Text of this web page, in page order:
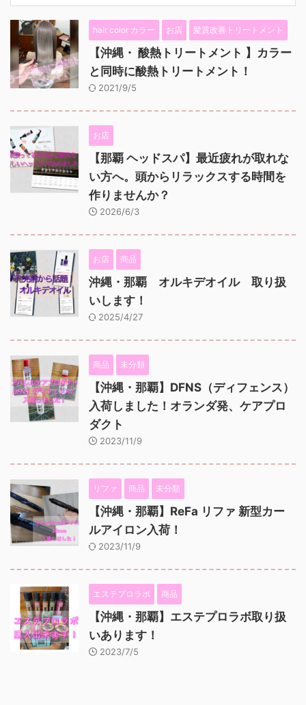
hair color カラー お店 髪質改善トリートメント
【沖縄・ 酸熱トリートメント 】カラー
と同時に酸熱トリートメント！
2021/9/5
お店
【那覇 ヘッドスパ】最近疲れが取れな
い方へ。頭からリラックスする時間を
作りませんか？
2026/6/3
お店 商品
沖縄・那覇 オルキデオイル 取り扱
いします！
2025/4/27
商品 未分類
【沖縄・那覇】DFNS（ディフェンス）
入荷しました！オランダ発、ケアプロ
ダクト
2023/11/9
リファ 商品 未分類
【沖縄・那覇】ReFa リファ 新型カー
ルアイロン入荷！
2023/11/9
エステプロラボ 商品
【沖縄・那覇】エステプロラボ取り扱
いあります！
2023/7/5